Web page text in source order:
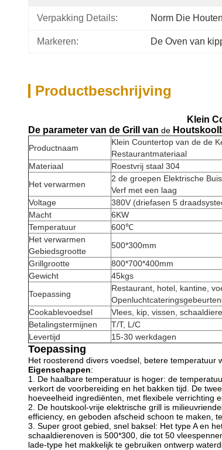
Verpakking Details: Norm Die
Markeren: De Oven van
Productbeschrijving
Klein
De parameter van de Grill
van de
Productnaam
Klein Countertop van de de
Restaurantmateriaal
Materiaal
Roestvrij staal 304
Het verwarmen
2 de groepen Elektrische
Verf met een laag
Voltage
380V (driefasen 5
Macht
6KW
Temperatuur
600℃
Het verwarmen
Gebiedsgrootte
500*300mm
Grillgrootte
800*700*400mm
Gewicht
45kgs
Toepassing
Restaurant, hotel, kantine,
Cookablevoedsel
Vlees, kip, vissen,
Betalingstermijnen
T/T, L/C
Levertijd
15-30 werkdagen
Toepassing
Het roosterend divers voedsel, betere temperatuur
Eigenschappen:
1. De haalbare temperatuur is hoger: de
verkort de voorbereiding en het bakken tijd. De
hoeveelheid ingrediënten, met flexibele verrichting
2. De houtskool-vrije elektrische grill is
efficiency, en geboden afscheid schoon te maken,
3. Super groot gebied, snel baksel: Het type A en
schaaldierenoven is 500*300, die tot 50
lade-type het makkelijk te gebruiken ontwerp